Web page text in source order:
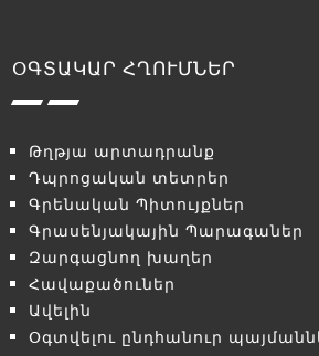
ՕԳՏԱԿԱՐ ՀՂՈՒՄՆԵՐ
Թղթյա արտադրանք
Դպրոցական տետրեր
Գրենական Պիտույքներ
Գրասենյակային Պարագաներ
Զարգացնող խաղեր
Հավաքածուներ
Ավելին
Օգտվելու ընդհանուր